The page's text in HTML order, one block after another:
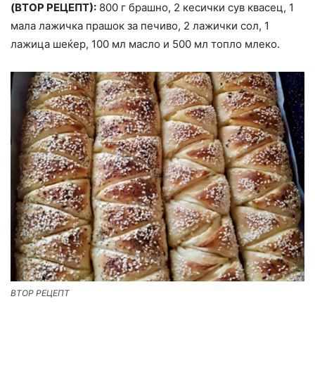
(ВТОР РЕЦЕПТ): 800 г брашно, 2 кесички сув квасец, 1
мала лажичка прашок за печиво, 2 лажички сол, 1
лажица шеќер, 100 мл масло и 500 мл топло млеко.
ВТОР РЕЦЕПТ